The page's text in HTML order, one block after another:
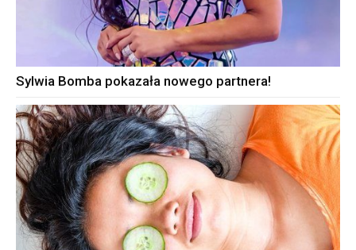
Sylwia Bomba pokazała nowego partnera!